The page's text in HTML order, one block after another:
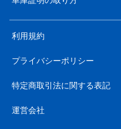
利用規約
プライバシーポリシー
特定商取引法に関する表記
運営会社